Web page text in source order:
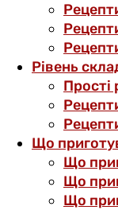
Рівень
Прості
Що
Що
Що
Що